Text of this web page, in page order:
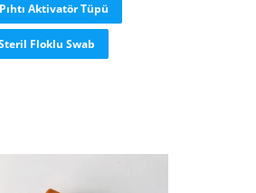
Aktivatör Tüpü
Floklu Swab